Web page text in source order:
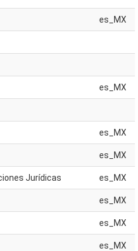
es_MX
es_MX
es_MX
es_MX
Jurídicas es_MX
es_MX
es_MX
es_MX